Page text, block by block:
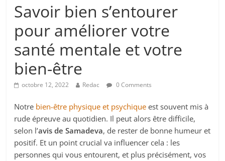
Savoir bien s’entourer
pour améliorer votre
santé mentale et votre
bien-être
octobre 12, 2022 Redac 0 Comments
Notre bien-être physique et psychique est souvent mis à
rude épreuve au quotidien. Il peut alors être difficile,
selon l’avis de Samadeva, de rester de bonne humeur et
positif. Et un point crucial va influencer cela : les
personnes qui vous entourent, et plus précisément, vos